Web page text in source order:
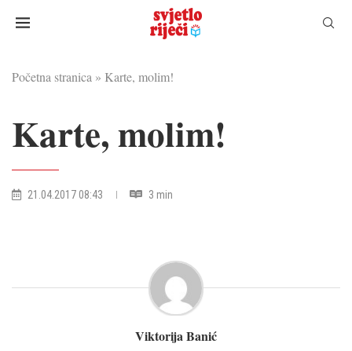
Početna stranica » Karte, molim!
Karte, molim!
21.04.2017 08:43 3 min
Viktorija Banić